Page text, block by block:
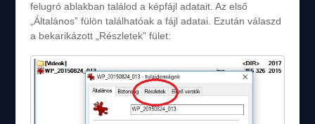
felugró ablakban találod a képfájl adatait. Az első
„Általános” fülön találhatóak a fájl adatai. Ezután válaszd
a bekarikázott „Részletek” fület: